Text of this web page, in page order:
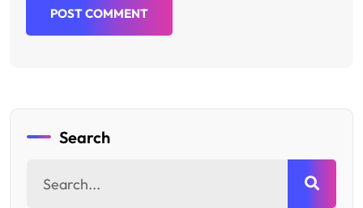
POST COMMENT
Search